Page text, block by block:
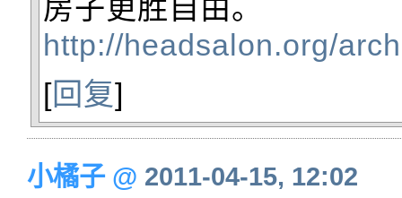
房子更胜自由。
http://headsalon.org/
[回复]
小橘子@ 2011-04-15, 12:02